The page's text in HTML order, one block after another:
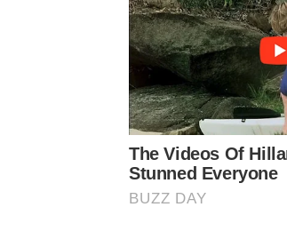
The Videos Of
Stunned Everyone
BUZZ DAY